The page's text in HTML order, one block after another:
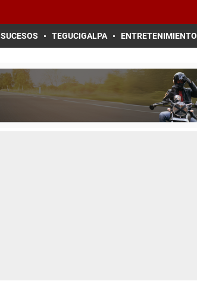
SUCESOS TEGUCIGALPA ENTRETENIMIENTO